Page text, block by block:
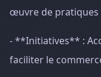
œuvre de pratiques
- **Initiatives** :
faciliter le